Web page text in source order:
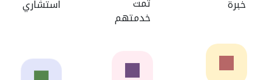
خبرة
خدمتهم
استشاري